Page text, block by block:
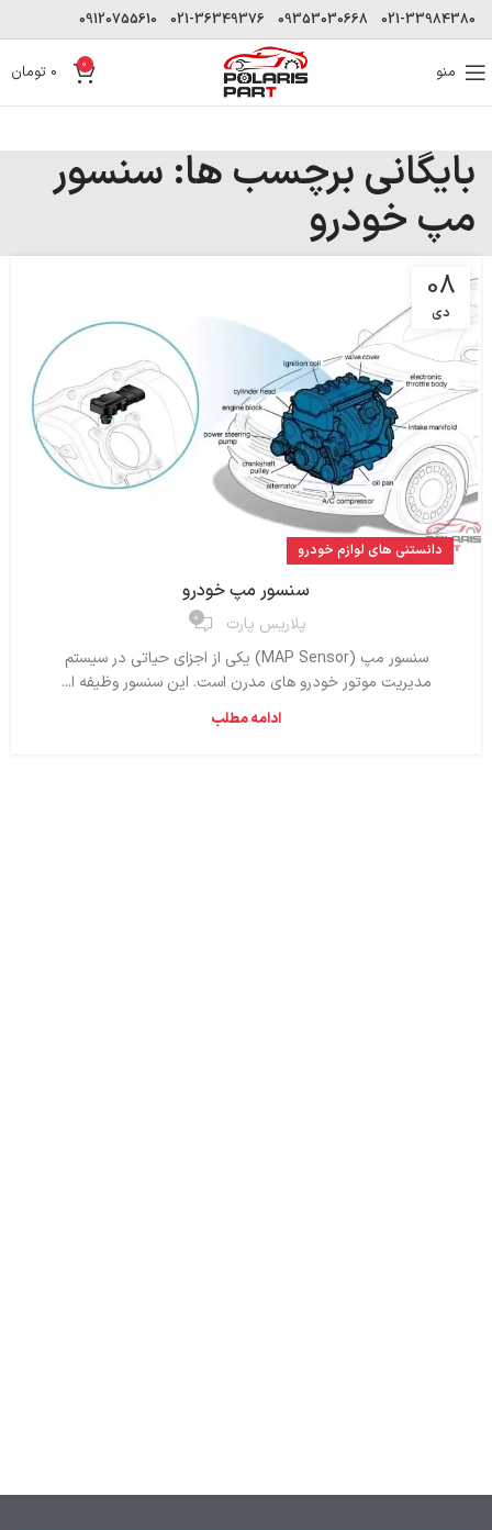
021-33984380
09353030668
021-36349376
09120755610
منو 0
0 تومان
بایگانی برچسب ها: سنسور
مپ خودرو
08
دی
دانستنی های لوازم خودرو
سنسور مپ خودرو
پلاریس پارت ۰
سنسور مپ (MAP Sensor) یکی از اجزای حیاتی در سیستم
مدیریت موتور خودرو های مدرن است. این سنسور وظیفه ا...
ادامه مطلب